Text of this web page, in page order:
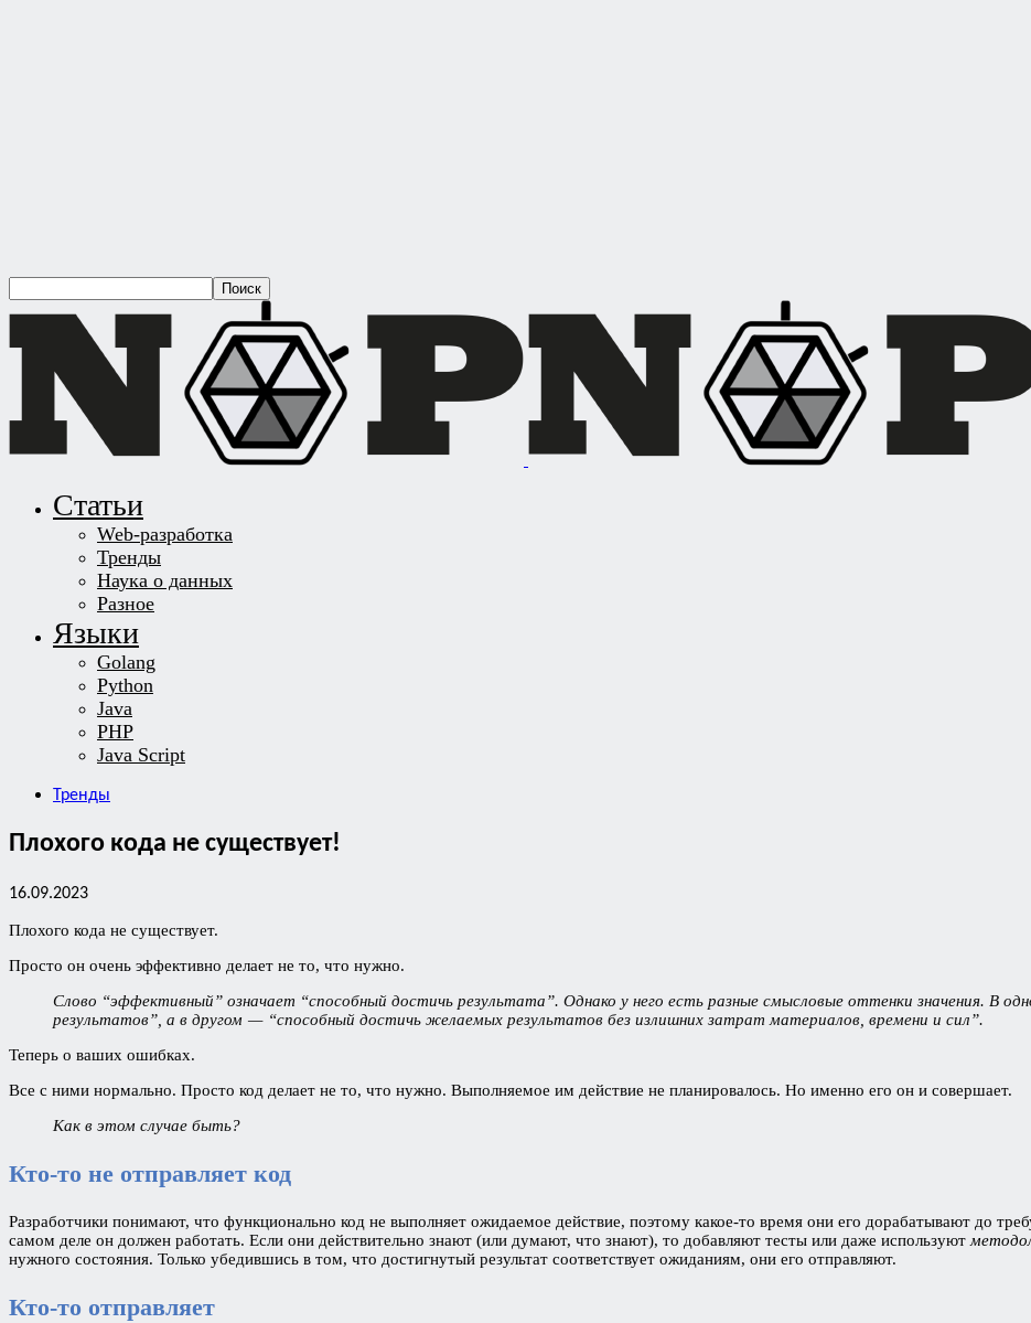
Статьи
Web-разработка
Тренды
Наука о данных
Разное
Языки
Golang
Python
Java
PHP
Java Script
Тренды
Плохого кода не существует!
16.09.2023
Плохого кода не существует.
Просто он очень эффективно делает не то, что нужно.
Слово “эффективный” означает “способный достичь результата”. Однако у него есть разные смысловые оттенки значения. В
результатов”, а в другом — “способный достичь желаемых результатов без излишних затрат материалов, времени и сил”.
Теперь о ваших ошибках.
Все с ними нормально. Просто код делает не то, что нужно. Выполняемое им действие не планировалось. Но именно его он и совершает.
Как в этом случае быть?
Кто-то не отправляет код
Разработчики понимают, что функционально код не выполняет ожидаемое действие, поэтому какое-то время они его дорабатывают до
самом деле он должен работать. Если они действительно знают (или думают, что знают), то добавляют тесты или даже используют
нужного состояния. Только убедившись в том, что достигнутый результат соответствует ожиданиям, они его отправляют.
Кто-то отправляет